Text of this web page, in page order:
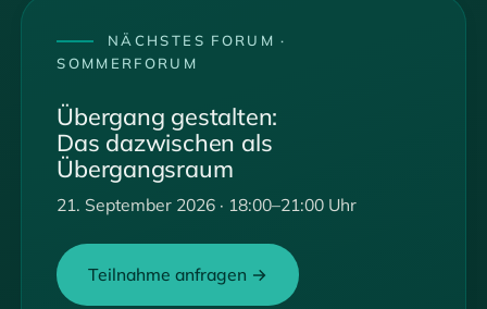
NÄCHSTES FORUM ·
SOMMERFORUM
Übergang gestalten:
Das dazwischen als
Übergangsraum
21. September 2026 · 18:00–21:00 Uhr
Teilnahme anfragen →